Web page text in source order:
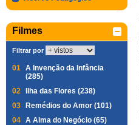
Filmes
Filtrar por
01 A Invenção da Infância
(285)
02
Ilha das Flores (238)
03
Remédios do Amor (101)
04 A Alma do Negócio (65)